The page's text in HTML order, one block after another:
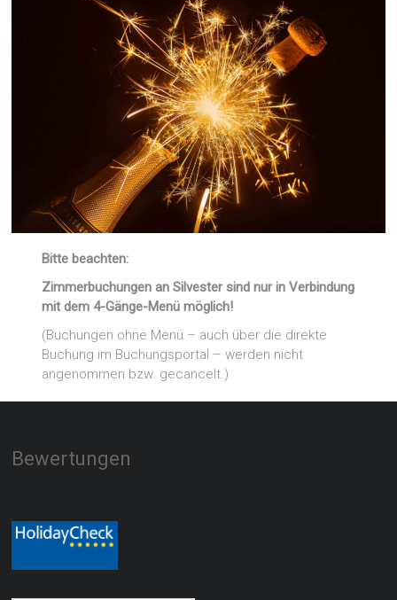
Bitte beachten:
Zimmerbuchungen an Silvester sind nur in Verbindung
mit dem 4-Gänge-Menü möglich!
(Buchungen ohne Menü – auch über die direkte
Buchung im Buchungsportal – werden nicht
angenommen bzw. gecancelt.)
Bewertungen